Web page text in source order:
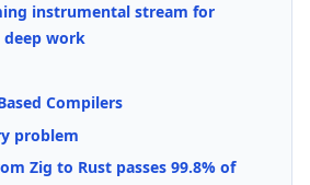
instrumental stream for
deep work
Compilers
problem
Zig to Rust passes 99.8% of